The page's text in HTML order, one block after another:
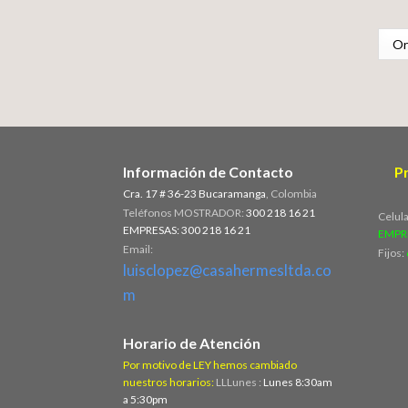
Información de Contacto
Cra. 17 # 36-23 Bucaramanga, Colombia
Teléfonos MOSTRADOR: 300 218 16 21
EMPRESAS: 300 218 16 21
Email:
luisclopez@casahermesltda.co
m
Horario de Atención
Por motivo de LEY hemos cambiado
nuestros horarios: LLLunes : Lunes 8:30am
a 5:30pm
Fijos: